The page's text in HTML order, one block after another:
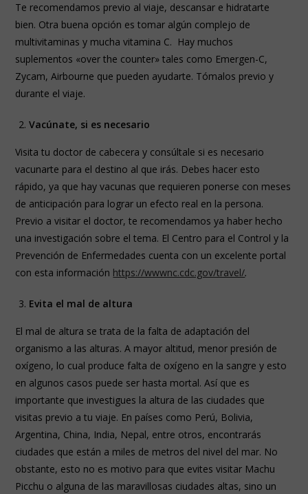
Te recomendamos previo al viaje, descansar e hidratarte
bien. Otra buena opción es tomar algún complejo de
multivitaminas y mucha vitamina C. Hay muchos
suplementos «over the counter» tales como Emergen-C,
Zycam, Airbourne que pueden ayudarte. Tómalos previo y
durante el viaje.
Vacúnate, si es necesario
Visita tu doctor de cabecera y consúltale si es necesario
vacunarte para el destino al que irás. Debes hacer esto
rápido, ya que hay vacunas que requieren ponerse con meses
de anticipación para lograr un efecto real en la persona.
Previo a visitar el doctor, te recomendamos ya haber hecho
una investigación sobre el tema. El Centro para el Control y la
Prevención de Enfermedades cuenta con un excelente portal
con esta información https://wwwnc.cdc.gov/travel/.
Evita el mal de altura
El mal de altura se trata de la falta de adaptación del
organismo a las alturas. A mayor altitud, menor presión de
oxígeno, lo cual produce falta de oxígeno en la sangre y esto
en algunos casos puede ser hasta mortal. Así que es
importante que investigues la altura de las ciudades que
visitas previo a tu viaje. En países como Perú, Bolivia,
Argentina, China, India, Nepal, entre otros, encontrarás
ciudades que están a miles de metros del nivel del mar. No
obstante, esto no es motivo para que evites visitar Machu
Picchu o alguna de las maravillosas ciudades altas, sino un